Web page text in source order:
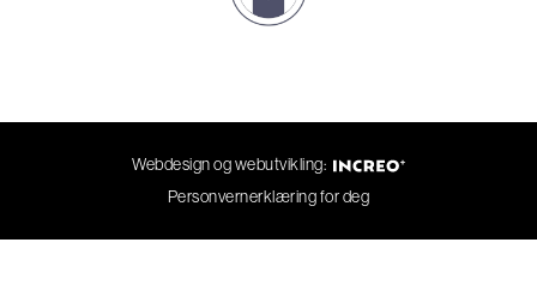
Webdesign og webutvikling:
Personvernerklæring for deg